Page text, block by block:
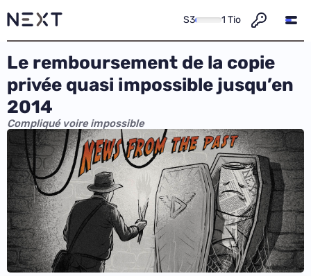
S3 1 Tio
Le remboursement de la copie
privée quasi impossible jusqu’en
2014
Compliqué voire impossible